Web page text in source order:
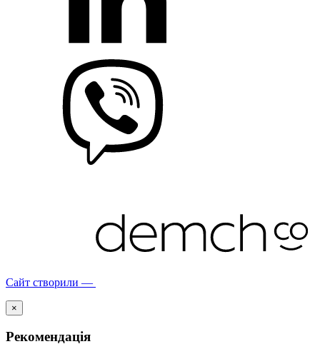
Сайт створили —
×
Рекомендація